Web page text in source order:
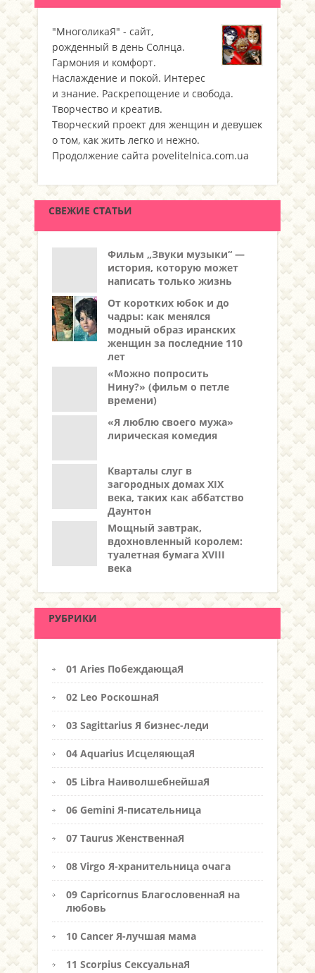
"МноголикаЯ" - сайт,
рожденный в день Солнца.
Гармония и комфорт.
Наслаждение и покой. Интерес
и знание. Раскрепощение и свобода.
Творчество и креатив.
Творческий проект для женщин и девушек
о том, как жить легко и нежно.
Продолжение сайта povelitelnica.com.ua
СВЕЖИЕ СТАТЬИ
Фильм „Звуки музыки“ —
история, которую может
написать только жизнь
От коротких юбок и до
чадры: как менялся
модный образ иранских
женщин за последние 110
лет
«Можно попросить
Нину?» (фильм о петле
времени)
«Я люблю своего мужа»
лирическая комедия
Кварталы слуг в
загородных домах XIX
века, таких как аббатство
Даунтон
Мощный завтрак,
вдохновленный королем:
туалетная бумага XVIII
века
РУБРИКИ
01 Aries ПобеждающаЯ
02 Leo РоскошнаЯ
03 Sagittarius Я бизнес-леди
04 Aquarius ИсцеляющаЯ
05 Libra НаиволшебнейшаЯ
06 Gemini Я-писательница
07 Taurus ЖенственнаЯ
08 Virgo Я-хранительница очага
09 Capricornus БлагословеннаЯ на
любовь
10 Cancer Я-лучшая мама
11 Scorpius СексуальнаЯ